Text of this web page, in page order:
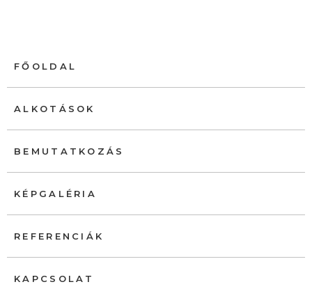
FŐOLDAL
ALKOTÁSOK
BEMUTATKOZÁS
KÉPGALÉRIA
REFERENCIÁK
KAPCSOLAT